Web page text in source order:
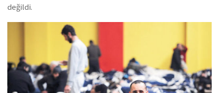
değildi.